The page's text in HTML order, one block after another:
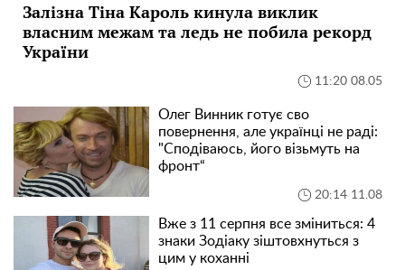
Залізна Тіна Кароль кинула виклик
власним межам та ледь не побила рекорд
України
11:20 08.05
Олег Винник готує сво
повернення, але українці не раді:
"Сподіваюсь, його візьмуть на
фронт“
20:14 11.08
Вже з 11 серпня все зміниться: 4
знаки Зодіаку зіштовхнуться з
цим у коханні